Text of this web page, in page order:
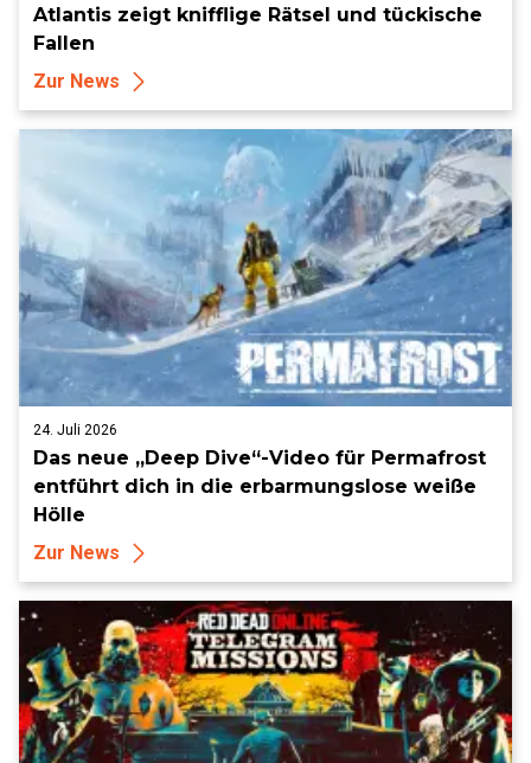
Atlantis zeigt knifflige Rätsel und tückische
Fallen
Zur News
24. Juli 2026
Das neue „Deep Dive“-Video für Permafrost
entführt dich in die erbarmungslose weiße
Hölle
Zur News